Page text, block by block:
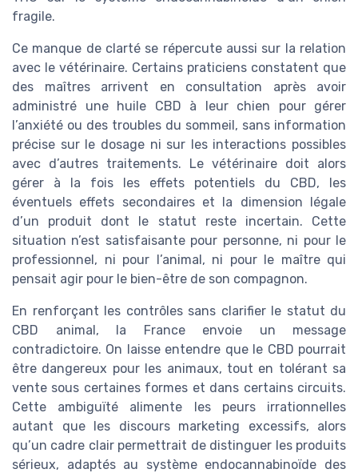
fragile.
Ce manque de clarté se répercute aussi sur la relation
avec le vétérinaire. Certains praticiens constatent que
des maîtres arrivent en consultation après avoir
administré une huile CBD à leur chien pour gérer
l’anxiété ou des troubles du sommeil, sans information
précise sur le dosage ni sur les interactions possibles
avec d’autres traitements. Le vétérinaire doit alors
gérer à la fois les effets potentiels du CBD, les
éventuels effets secondaires et la dimension légale
d’un produit dont le statut reste incertain. Cette
situation n’est satisfaisante pour personne, ni pour le
professionnel, ni pour l’animal, ni pour le maître qui
pensait agir pour le bien-être de son compagnon.
En renforçant les contrôles sans clarifier le statut du
CBD animal, la France envoie un message
contradictoire. On laisse entendre que le CBD pourrait
être dangereux pour les animaux, tout en tolérant sa
vente sous certaines formes et dans certains circuits.
Cette ambiguïté alimente les peurs irrationnelles
autant que les discours marketing excessifs, alors
qu’un cadre clair permettrait de distinguer les produits
sérieux, adaptés au système endocannabinoïde des